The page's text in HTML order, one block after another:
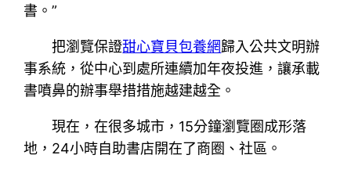
書。”
把瀏覽保證甜心寶貝包養網歸入公共文明辦
事系統，從中心到處所連續加年夜投進，讓承載
書噴鼻的辦事舉措措施越建越全。
現在，在很多城市，15分鐘瀏覽圈成形落
地，24小時自助書店開在了商圈、社區。